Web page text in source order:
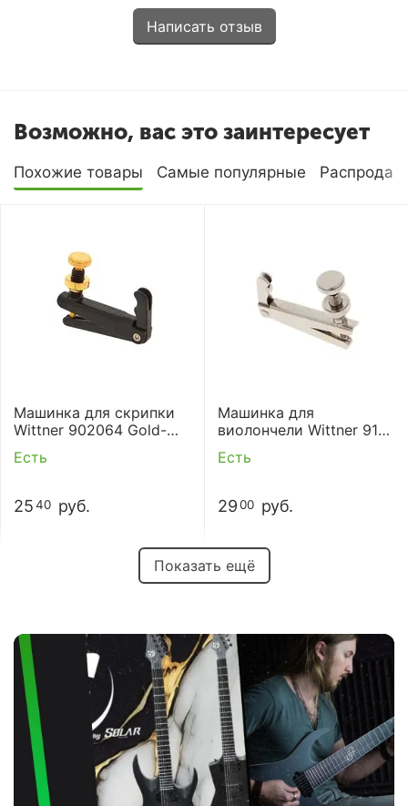
Написать отзыв
Возможно, вас это заинтересует
Похожие товары Самые популярные
Машинка для скрипки
Wittner 902064 Gold-
screw, (ZF-4604G)
Есть
2540 руб.
Машинка для
виолончели Wittner 912
(ZF-5992), Nickel
Есть
2900 руб.
Показать ещё